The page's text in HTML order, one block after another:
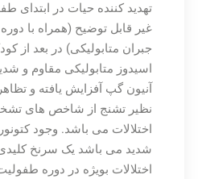
تهدید کننده حیات در ابتدای
غیر قابل توضیح (همراه با
جبران متابولیکی) در بعد از
اسیدوز متابولیکی مقاوم و
آنیون گپ آفزایش یافته و
نظیر تشنج از شاخص های
اختلالات می باشد. وجود
شدید می باشد یک سرنخ
اختلالات بویژه در دوره